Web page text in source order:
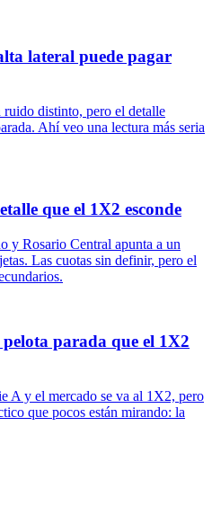
lateral puede pagar
distinto, pero el detalle
Ahí veo una lectura más seria
que el 1X2 esconde
y Rosario Central apunta a un
Las cuotas sin definir, pero el
parada que el 1X2
A y el mercado se va al 1X2, pero
que pocos están mirando: la